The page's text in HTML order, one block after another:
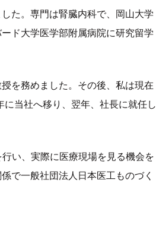
た。専門は腎臓内科で、岡山大学
ド大学医学部附属病院に研究留学
を務めました。その後、私は現在
当社へ移り、翌年、社長に就任し
い、実際に医療現場を見る機会を
で一般社団法人日本医工ものづく